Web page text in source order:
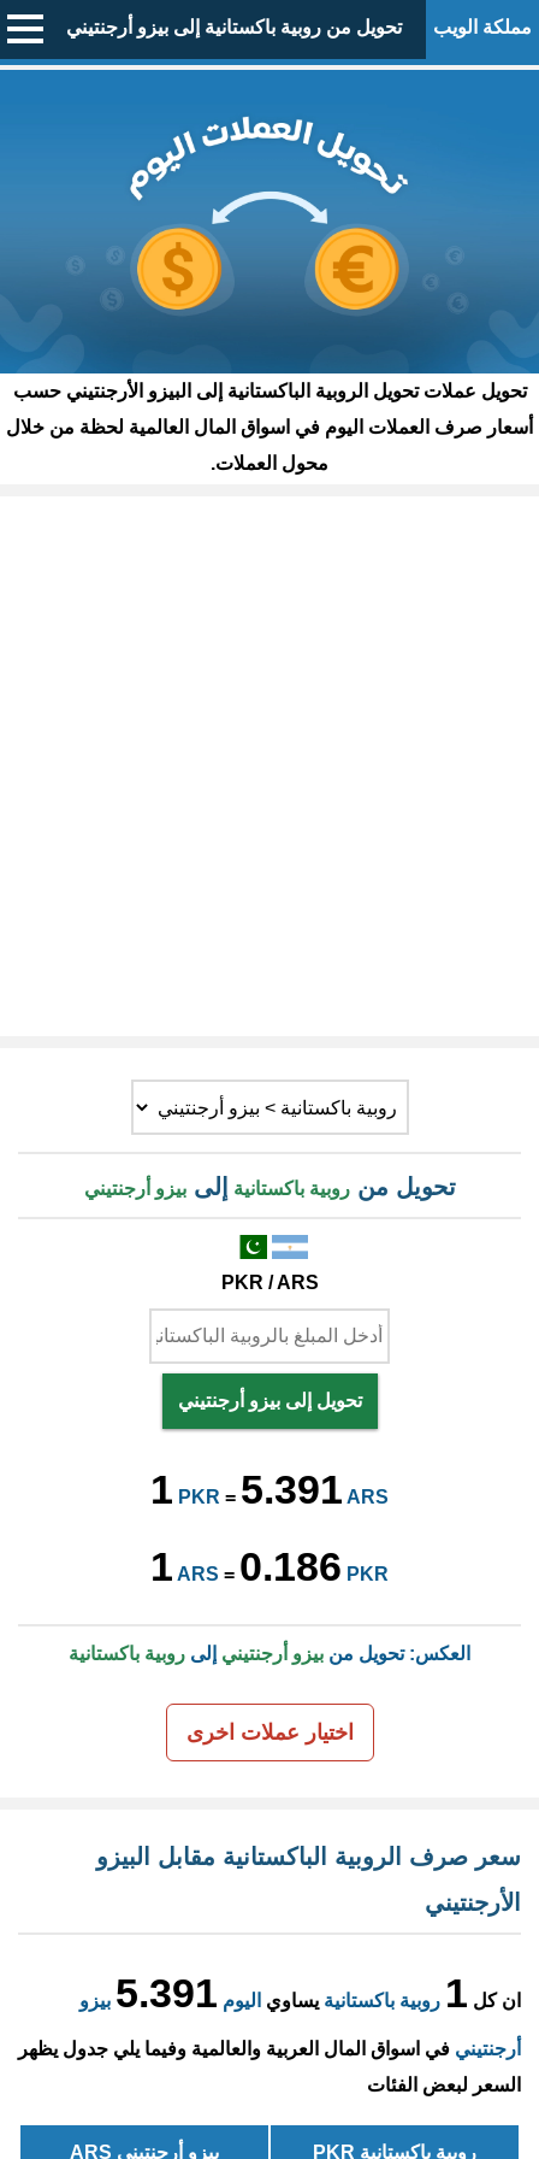
مملكة الويب تحويل من روبية باكستانية إلى بيزو أرجنتيني
تحويل عملات تحويل الروبية الباكستانية إلى البيزو الأرجنتيني حسب
أسعار صرف العملات اليوم في اسواق المال العالمية لحظة من خلال
محول العملات.
تحويل منروبية باكستانية إلىبيزو أرجنتيني
PKR / ARS
تحويل إلى بيزو أرجنتيني
1 PKR = 5.391 ARS
1 ARS = 0.186 PKR
العكس: تحويل من بيزو أرجنتيني إلى روبية باكستانية
اختيار عملات اخرى
سعر صرف الروبية الباكستانية مقابل البيزو
الأرجنتيني
ان كل 1 روبية باكستانية يساوي اليوم 5.391 بيزو
أرجنتيني في اسواق المال العربية والعالمية وفيما يلي جدول يظهر
السعر لبعض الفئات
روبية باكستانية PKR بيزو أرجنتيني ARS